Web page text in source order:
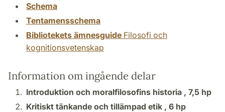
Schema
Tentamensschema
Bibliotekets ämnesguide Filosofi och
kognitionsvetenskap
Information om ingående delar
Introduktion och moralfilosofins historia , 7,5 hp
Kritiskt tänkande och tillämpad etik , 6 hp